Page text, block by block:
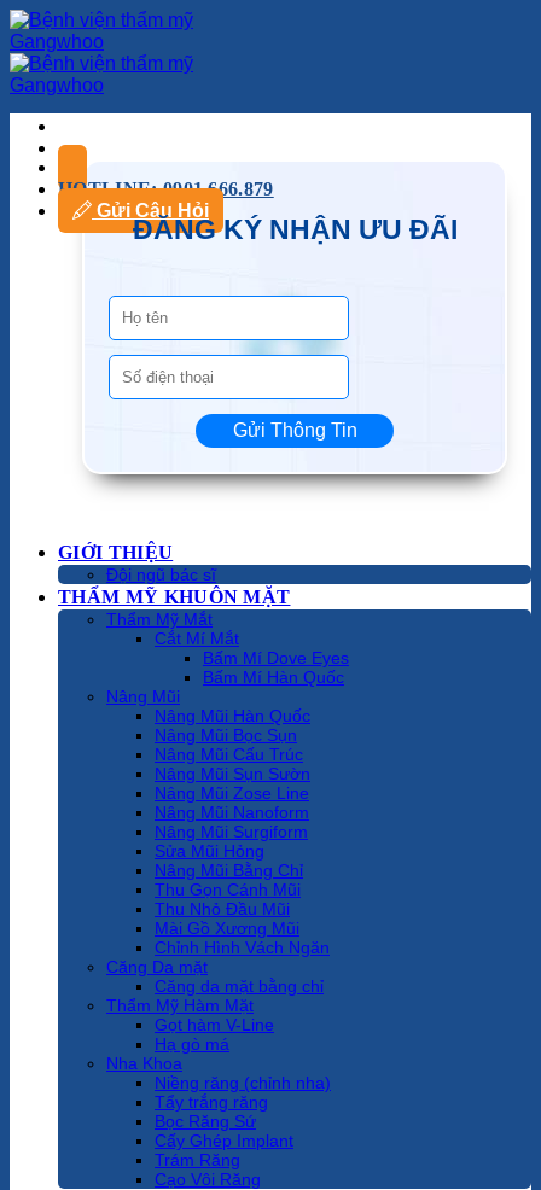
HOTLINE: 0901.666.879
Gửi Câu Hỏi
ĐĂNG KÝ NHẬN ƯU ĐÃI
Gửi Thông Tin
GIỚI THIỆU
Đội ngũ bác sĩ
THẨM MỸ KHUÔN MẶT
Thẩm Mỹ Mắt
Cắt Mí Mắt
Bấm Mí Dove Eyes
Bấm Mí Hàn Quốc
Nâng Mũi
Nâng Mũi Hàn Quốc
Nâng Mũi Bọc Sụn
Nâng Mũi Cấu Trúc
Nâng Mũi Sụn Sườn
Nâng Mũi Zose Line
Nâng Mũi Nanoform
Nâng Mũi Surgiform
Sửa Mũi Hỏng
Nâng Mũi Bằng Chỉ
Thu Gọn Cánh Mũi
Thu Nhỏ Đầu Mũi
Mài Gồ Xương Mũi
Chỉnh Hình Vách Ngăn
Căng Da mặt
Căng da mặt bằng chỉ
Thẩm Mỹ Hàm Mặt
Gọt hàm V-Line
Hạ gò má
Nha Khoa
Niềng răng (chỉnh nha)
Tẩy trắng răng
Bọc Răng Sứ
Cấy Ghép Implant
Trám Răng
Cạo Vôi Răng